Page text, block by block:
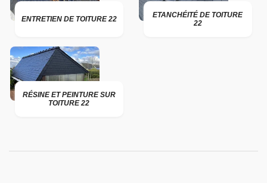
ENTRETIEN DE TOITURE 22
ETANCHÉITÉ DE TOITURE
22
RÉSINE ET PEINTURE SUR
TOITURE 22